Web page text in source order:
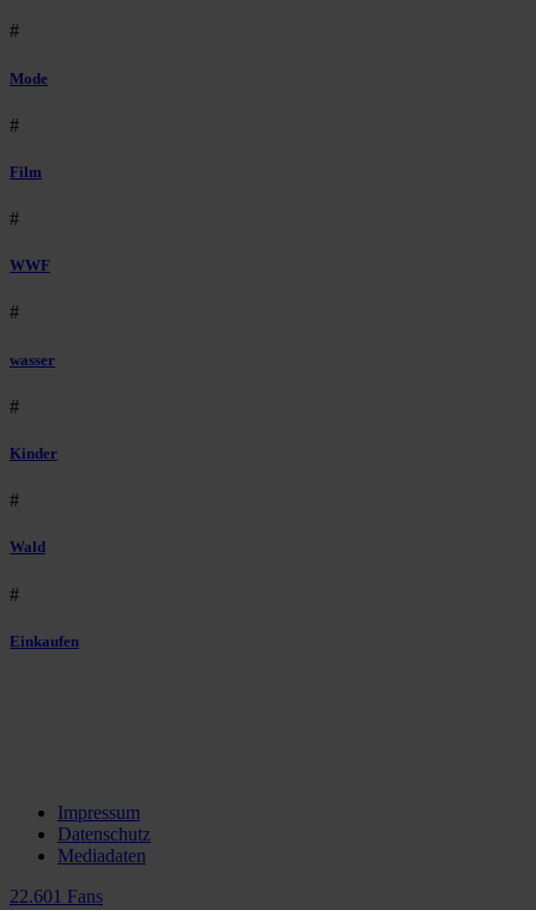
#
Mode
#
Film
#
WWF
#
wasser
#
Kinder
#
Wald
#
Einkaufen
Impressum
Datenschutz
Mediadaten
22.601 Fans